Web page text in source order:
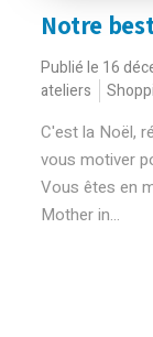
Notre
Publié le 16
ateliers
C'est la Noël,
vous motiver
Vous êtes en
Mother in...